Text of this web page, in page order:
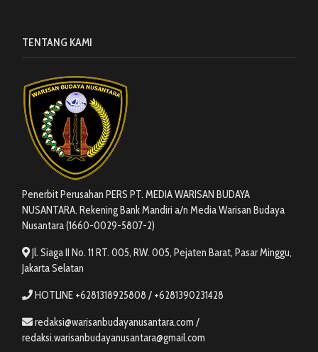
TENTANG KAMI
Penerbit Perusahan PERS PT. MEDIA WARISAN BUDAYA
NUSANTARA. Rekening Bank Mandiri a/n Media Warisan Budaya
Nusantara (1660-0029-5807-2)
Jl. Siaga II No. 11 RT. 005, RW. 005, Pejaten Barat, Pasar Minggu,
Jakarta Selatan
HOTLINE +6281318925808 / +6281390231428
redaksi@warisanbudayanusantara.com /
redaksi.warisanbudayanusantara@gmail.com